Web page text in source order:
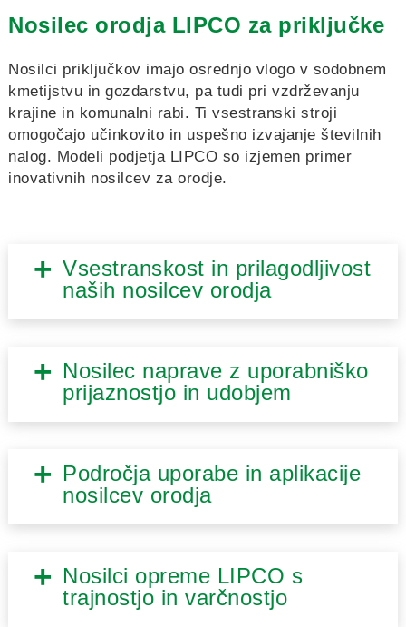
Nosilec orodja LIPCO za priključke
Nosilci priključkov imajo osrednjo vlogo v sodobnem
kmetijstvu in gozdarstvu, pa tudi pri vzdrževanju
krajine in komunalni rabi. Ti vsestranski stroji
omogočajo učinkovito in uspešno izvajanje številnih
nalog. Modeli podjetja LIPCO so izjemen primer
inovativnih nosilcev za orodje.
Vsestranskost in prilagodljivost
naših nosilcev orodja
Nosilec naprave z uporabniško
prijaznostjo in udobjem
Področja uporabe in aplikacije
nosilcev orodja
Nosilci opreme LIPCO s
trajnostjo in varčnostjo